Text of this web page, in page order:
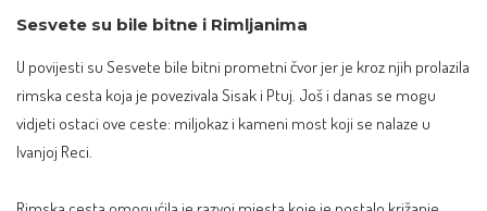
Sesvete su bile bitne i Rimljanima
U povijesti su Sesvete bile bitni prometni čvor jer je kroz njih prolazila
rimska cesta koja je povezivala Sisak i Ptuj. Još i danas se mogu
vidjeti ostaci ove ceste: miljokaz i kameni most koji se nalaze u
Ivanjoj Reci.